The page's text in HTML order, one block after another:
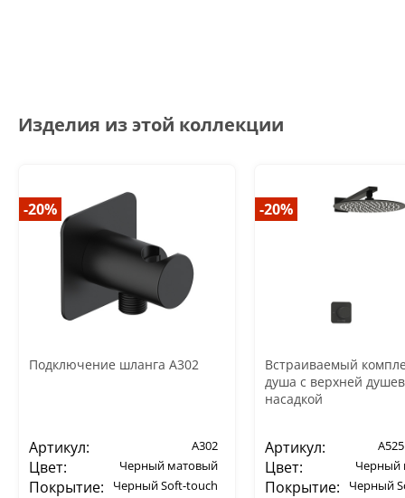
Изделия из этой коллекции
-20%
Подключение шланга A302
Артикул: A302
Цвет: Черный матовый
Покрытие: Черный Soft-touch
-20%
Встраиваемый
душа с верхней
насадкой
Артикул:
Цвет: Черный
Покрытие: Черный